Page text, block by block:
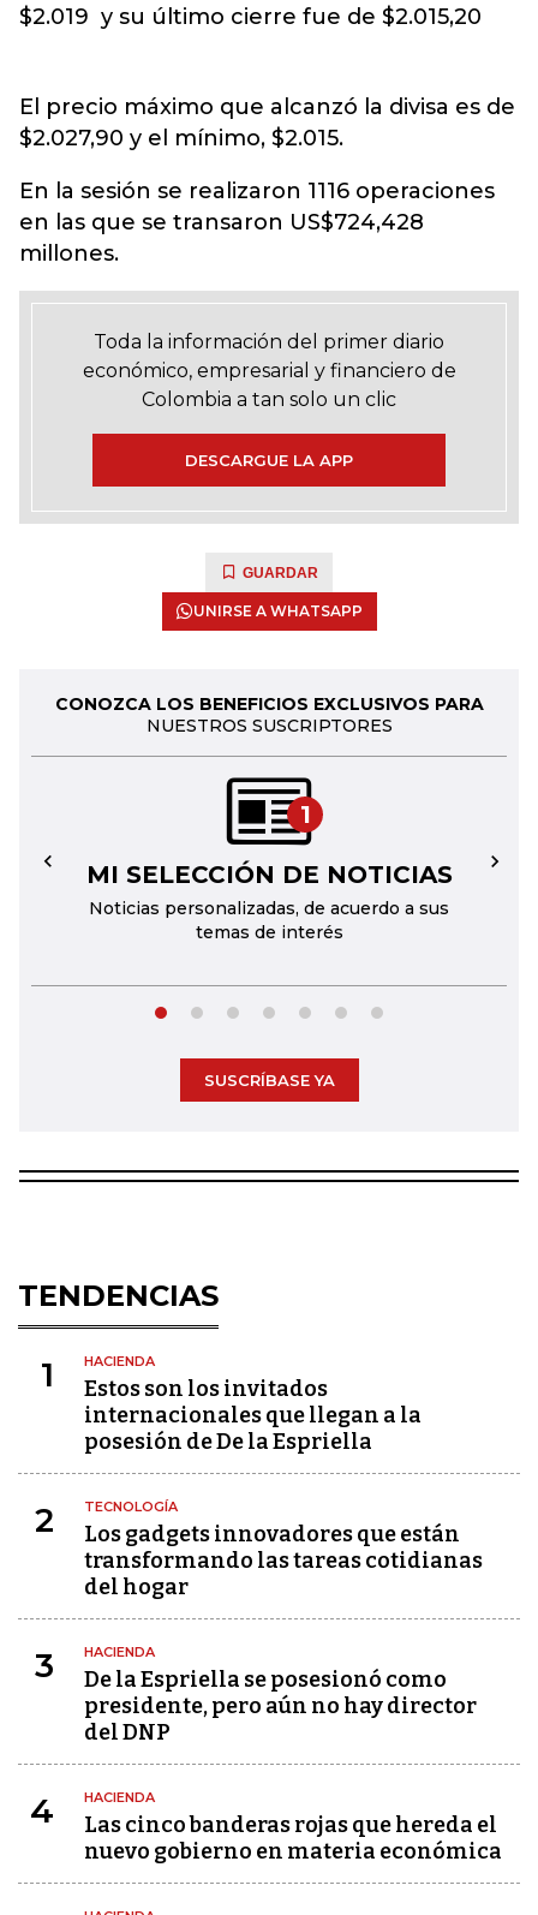
$2.019 y su último cierre fue de $2.015,20
El precio máximo que alcanzó la divisa es de
$2.027,90 y el mínimo, $2.015.
En la sesión se realizaron 1116 operaciones
en las que se transaron US$724,428
millones.
Toda la información del primer diario
económico, empresarial y financiero de
Colombia a tan solo un clic
DESCARGUE LA APP
GUARDAR
UNIRSE A WHATSAPP
CONOZCA LOS BENEFICIOS EXCLUSIVOS PARA
NUESTROS SUSCRIPTORES
1
MI SELECCIÓN DE NOTICIAS
Noticias personalizadas, de acuerdo a sus
temas de interés
← →
SUSCRÍBASE YA
TENDENCIAS
1 HACIENDA
Estos son los invitados
internacionales que llegan a la
posesión de De la Espriella
2 TECNOLOGÍA
Los gadgets innovadores que están
transformando las tareas cotidianas
del hogar
3 HACIENDA
De la Espriella se posesionó como
presidente, pero aún no hay director
del DNP
4 HACIENDA
Las cinco banderas rojas que hereda el
nuevo gobierno en materia económica